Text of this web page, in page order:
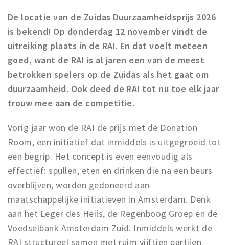
Work
Education
Travel
Sports & leisure
Magazine
Columns
Interviews
Hello Zuidas Articles
About Hello Zuidas
Programme
Membership
Contact
Partner Apps
De locatie van de Zuidas Duurzaamheidsprijs 2026
is bekend! Op donderdag 12 november vindt de
uitreiking plaats in de RAI. En dat voelt meteen
goed, want de RAI is al jaren een van de meest
betrokken spelers op de Zuidas als het gaat om
duurzaamheid. Ook deed de RAI tot nu toe elk jaar
trouw mee aan de competitie.
Vorig jaar won de RAI de prijs met de Donation
Room, een initiatief dat inmiddels is uitgegroeid tot
een begrip. Het concept is even eenvoudig als
effectief: spullen, eten en drinken die na een beurs
overblijven, worden gedoneerd aan
maatschappelijke initiatieven in Amsterdam. Denk
aan het Leger des Heils, de Regenboog Groep en de
Voedselbank Amsterdam Zuid. Inmiddels werkt de
RAI structureel samen met ruim vijftien partijen.